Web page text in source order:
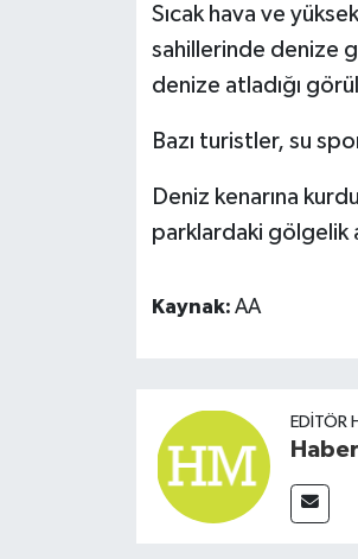
Sıcak hava ve
sahillerinde denize
denize atladığı
Bazı turistler, su
Deniz kenarına
parklardaki gölgelik
Kaynak: AA
EDITÖR